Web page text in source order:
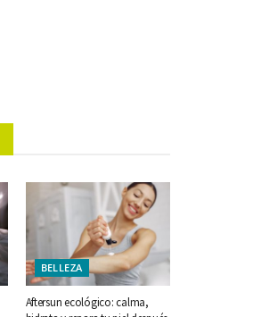
BELLEZA
Aftersun ecológico: calma,